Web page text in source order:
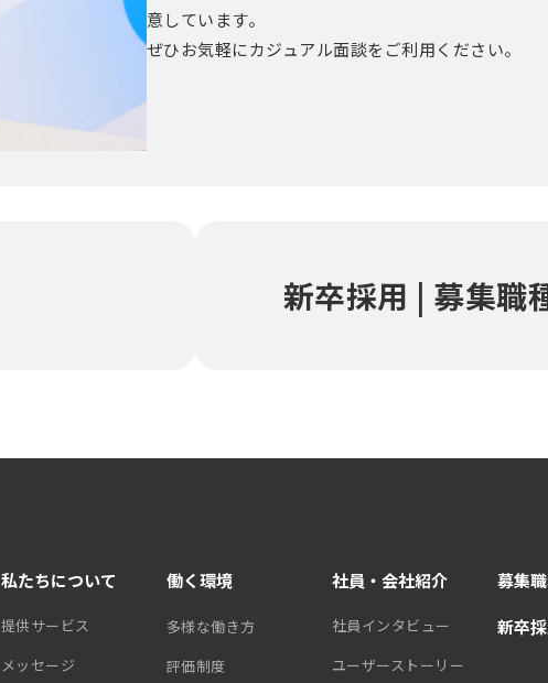
意しています。
ぜひお気軽にカジュアル面談をご利用ください。
新卒採用 | 募集職
私たちについて
提供サービス
メッセージ
働く環境
多様な働き方
評価制度
社員・会社紹介
社員インタビュー
ユーザーストーリー
募集
新卒